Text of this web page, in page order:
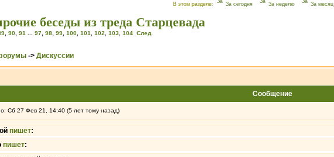
В этом разделе: За сегодня За неделю За месяц
беседы из треда Старцевада
90 91 97 98 99 100 101 102 103 104 След.
-> Дискуссии
Сообщение
Сб 27 Фев 21, 14:40 (5 лет тому назад)
пишет:
пишет: